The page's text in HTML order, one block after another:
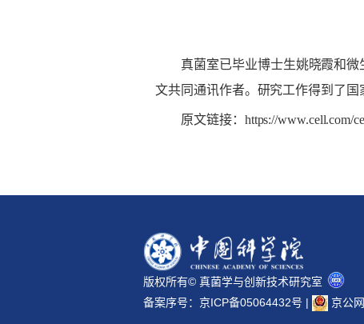
真菌室已毕业博士生姚晓霞和
文共同通讯作者。研究工作得到了国
原文链接： https://www.cell.com/
版权所有© 真菌学与创新技术研究室
备案序号： 京ICP备05064432号 | 京公